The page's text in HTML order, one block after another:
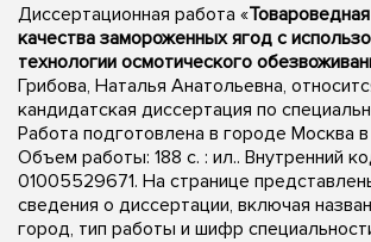
Диссертационная работа «
качества замороженных ягод с
технологии осмотического
Грибова, Наталья Анатольевна,
кандидатская диссертация по
Работа подготовлена в городе Москва в
Объем работы: 188 с. : ил.. Внутренний
01005529671. На странице
сведения о диссертации, включая
город, тип работы и шифр